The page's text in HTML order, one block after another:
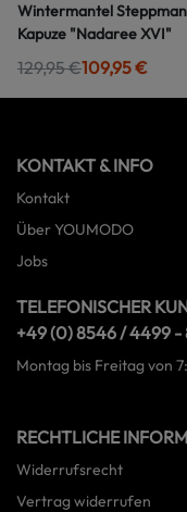
Wintermantel
Kapuze "Nadaree XVI"
129,95 €109,95 €
KONTAKT & INFO
Kontakt
Über YOUMODO
Jobs
TELEFONISCHER
+49 (0) 8546 / 4499
Montag bis Freitag von
RECHTLICHE
Widerrufsrecht
Vertrag widerrufen